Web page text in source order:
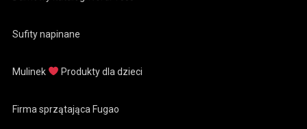
Sufity napinane
Mulinek Produkty dla dzieci
Firma sprzątająca Fugao